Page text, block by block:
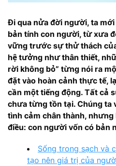
Đi qua nửa đời người, ta
bản tính con người, từ xưa
vững trước sự thử thách
hệ tưởng như thân thiết,
rời không bỏ” từng nói ra
đặt vào hoàn cảnh thực tế,
cần một tiếng động. Tất cả
chưa từng tồn tại. Chúng ta
tình cảm chân thành,
điều: con người vốn có bản
Sống trong sạch và
tạo nên giá trị của